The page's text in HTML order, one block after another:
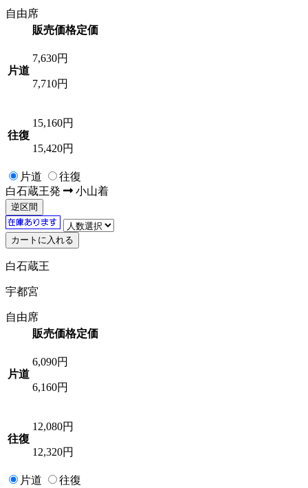
自由席
販売価格定価
片道
7,630円
7,710円
往復
15,160円
15,420円
片道
往復
白石蔵王発 小山着
逆区間
白石蔵王
宇都宮
自由席
販売価格定価
片道
6,090円
6,160円
往復
12,080円
12,320円
片道
往復